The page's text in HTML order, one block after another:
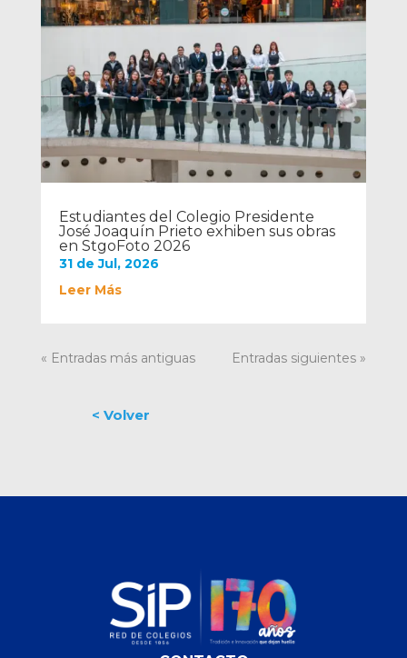
Estudiantes del Colegio Presidente
José Joaquín Prieto exhiben sus obras
en StgoFoto 2026
31 de Jul, 2026
Leer Más
« Entradas más antiguas Entradas siguientes »